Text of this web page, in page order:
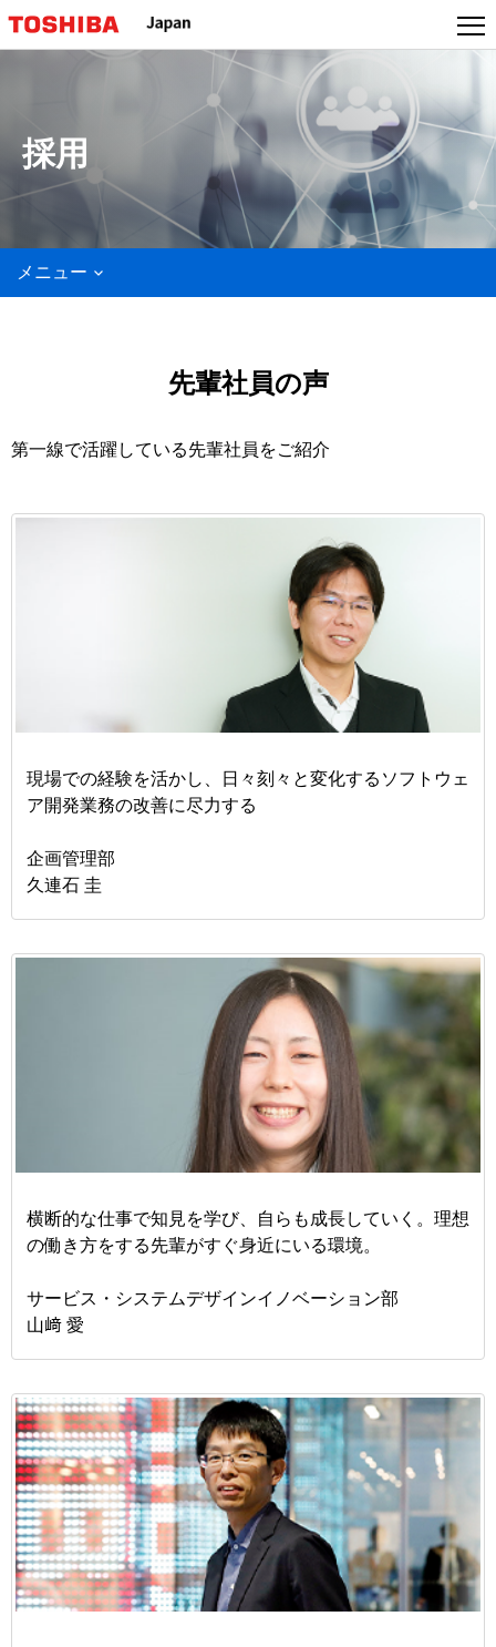
採用
メニュー
先輩社員の声
第一線で活躍している先輩社員をご紹介
現場での経験を活かし、日々刻々と変化するソフトウェ
ア開発業務の改善に尽力する
企画管理部
久連石 圭
横断的な仕事で知見を学び、自らも成長していく。理想
の働き方をする先輩がすぐ身近にいる環境。
サービス・システムデザインイノベーション部
山﨑 愛